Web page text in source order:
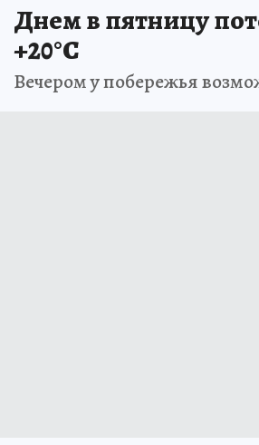
Днем в пятницу
+20°С
Вечером у побережья